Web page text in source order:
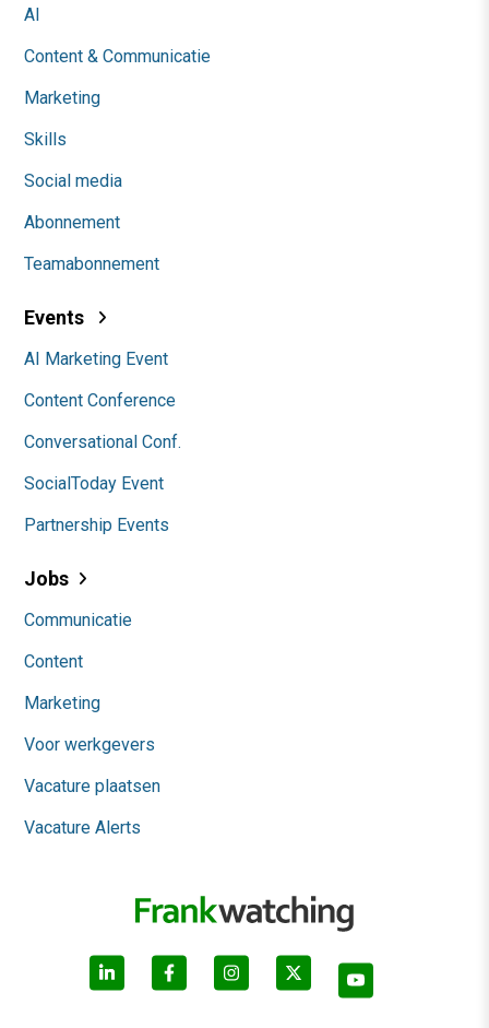
AI
Content & Communicatie
Marketing
Skills
Social media
Abonnement
Teamabonnement
Events
AI Marketing Event
Content Conference
Conversational Conf.
SocialToday Event
Partnership Events
Jobs
Communicatie
Content
Marketing
Voor werkgevers
Vacature plaatsen
Vacature Alerts